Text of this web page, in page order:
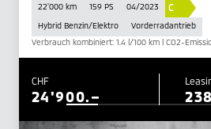
22'000 km 159 PS 04/2023 C
Hybrid Benzin/Elektro
Vorderradantrieb
Verbrauch kombiniert: 1.4 l/100 km | CO2-
CHF
24'900.–